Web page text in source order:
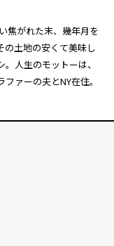
焦がれた末、幾年月を
の土地の安くて美味し
人生のモットーは、
ァーの夫とNY在住。